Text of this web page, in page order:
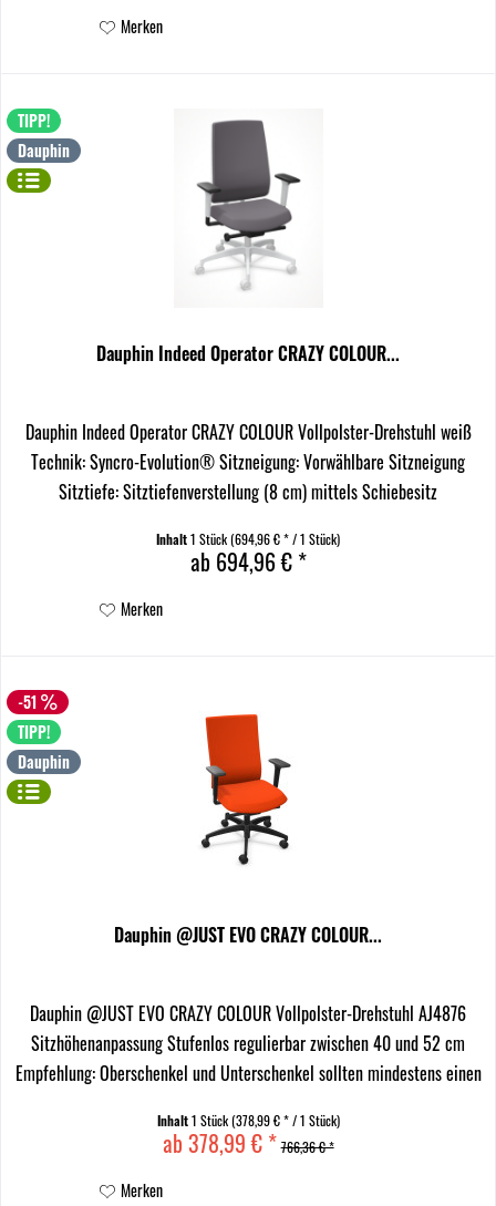
Merken
TIPP!
Dauphin
Dauphin Indeed Operator CRAZY COLOUR...
Dauphin Indeed Operator CRAZY COLOUR Vollpolster-Drehstuhl weiß
Technik: Syncro-Evolution® Sitzneigung: Vorwählbare Sitzneigung
Sitztiefe: Sitztiefenverstellung (8 cm) mittels Schiebesitz
Inhalt1 Stück(694,96 € * / 1 Stück)
ab 694,96 € *
Merken
-51
TIPP!
Dauphin
Dauphin @JUST EVO CRAZY COLOUR...
Dauphin @JUST EVO CRAZY COLOUR Vollpolster-Drehstuhl AJ4876
Sitzhöhenanpassung Stufenlos regulierbar zwischen 40 und 52 cm
Empfehlung: Oberschenkel und Unterschenkel sollten mindestens einen
Inhalt1 Stück(378,99 € * / 1 Stück)
ab 378,99 € * 766,36 € *
Merken